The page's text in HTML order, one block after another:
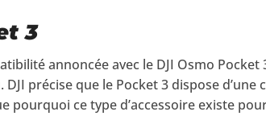
3
annoncée avec le DJI Osmo Pocket
précise que le Pocket 3 dispose d’une
pourquoi ce type d’accessoire existe